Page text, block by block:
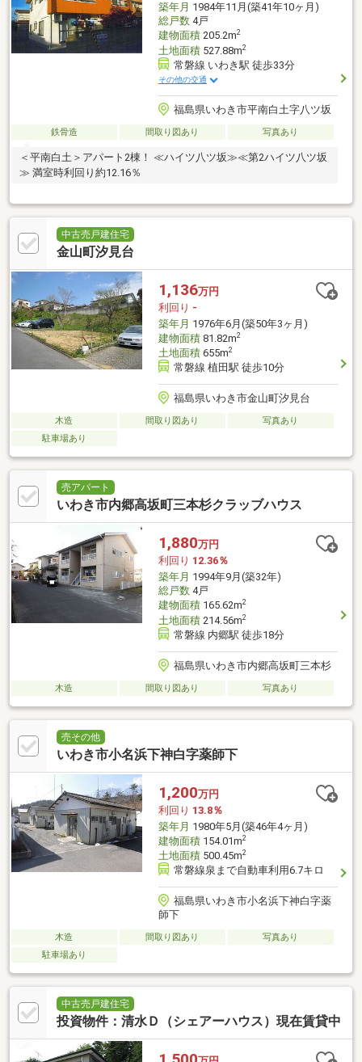
築年月 1984年11月(築41年10ヶ月)
総戸数4戸
建物面積205.2m2
土地面積527.88m2
常磐線 いわき駅 徒歩33分
その他の交通
福島県いわき市平南白土字八ツ坂
鉄骨造 間取り図あり 写真あり
＜平南白土＞アパート2棟！ ≪ハイツ八ツ坂≫≪第2ハイツ八ツ坂
≫ 満室時利回り約12.16％
中古売戸建住宅
金山町汐見台
1,136万円
利回り -
築年月 1976年6月(築50年3ヶ月)
建物面積81.82m2
土地面積655m2
常磐線 植田駅 徒歩10分
福島県いわき市金山町汐見台
木造 間取り図あり
写真あり
駐車場あり
売アパート
いわき市内郷高坂町三本杉クラッブハウス
1,880万円
利回り 12.36％
築年月 1994年9月(築32年)
総戸数4戸
建物面積165.62m2
土地面積214.56m2
常磐線 内郷駅 徒歩18分
福島県いわき市内郷高坂町三本杉
木造 間取り図あり 写真あり
売その他
いわき市小名浜下神白字薬師下
1,200万円
利回り 13.8％
築年月 1980年5月(築46年4ヶ月)
建物面積154.01m2
土地面積500.45m2
常磐線泉まで自動車利用6.7キロ
福島県いわき市小名浜下神白字薬
師下
木造 間取り図あり
写真あり
駐車場あり
中古売戸建住宅
投資物件：清水Ｄ（シェアーハウス）現在賃貸中